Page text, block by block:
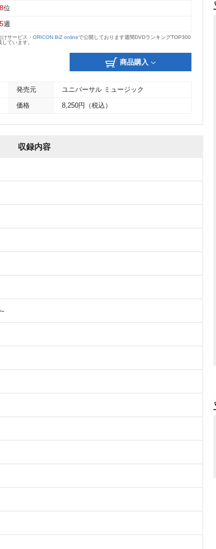
8位
5週
サービス・ ORICON BiZ onlineで公開しております週間DVDランキングTOP300
ています。
商品購入
発売元 ユニバーサル ミュージック
価格 8,250円（税込）
収録内容